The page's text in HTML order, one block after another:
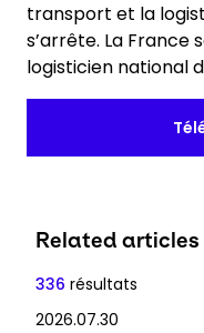
transport et la
s’arrête. La France
logisticien national
Related articles
336 résultats
2026.07.30